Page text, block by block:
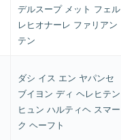
デルスープ メット フェル
レヒオナーレ ファリアン
テン
ダシ イス エン ヤパンセ
ブイヨン ディ ヘレヒテン
ヒュン ハルティヘ スマー
ク ヘーフト